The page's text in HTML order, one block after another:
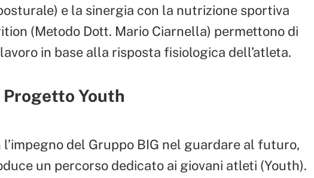
e la sinergia con la nutrizione sportiva
(Metodo Dott. Mario Ciarnella) permettono di
in base alla risposta fisiologica dell’atleta.
Youth
del Gruppo BIG nel guardare al futuro,
un percorso dedicato ai giovani atleti (Youth).